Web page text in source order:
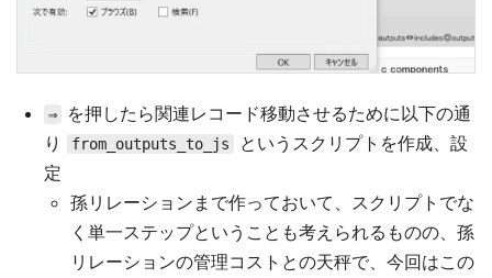
⇒
を押したら関連レコード移動させるために以下の通
り
from_outputs_to_js
というスクリプトを作成、設
定
孫リレーションまで作っておいて、スクリプトでな
く単一ステップということも考えられるものの、孫
リレーションの管理コストとの天秤で、今回はこの